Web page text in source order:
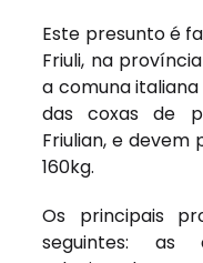
Este presunto é
Friuli, na
a comuna italiana
das coxas de
Friulian, e devem
160kg.
Os principais
seguintes: